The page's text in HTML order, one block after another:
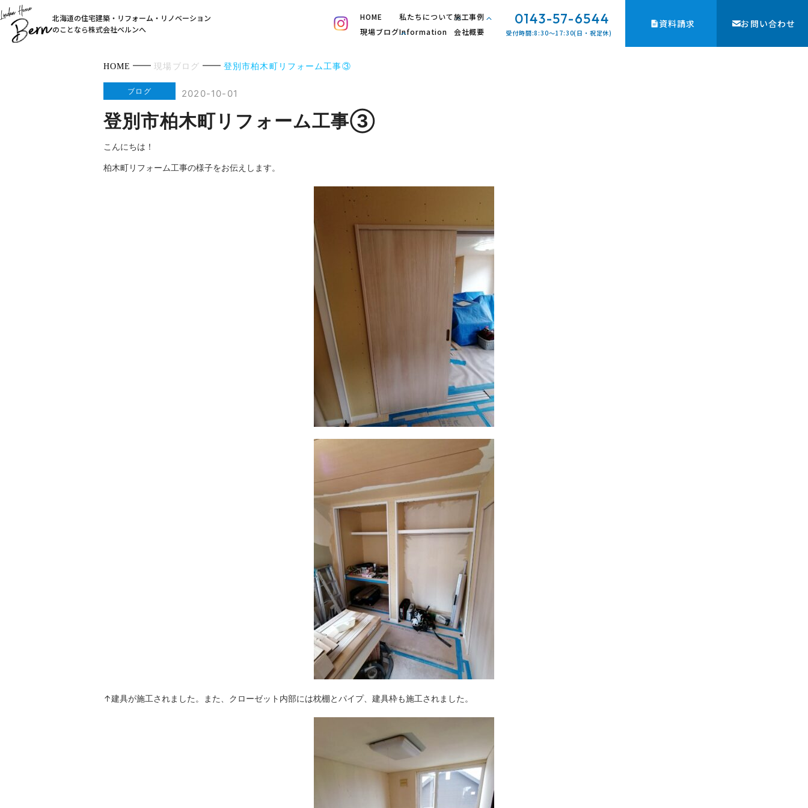
北海道の住宅建築・リフォーム・リノベーション
のことなら株式会社ベルンへ
HOME
現場ブログ
私たちについて
Information
施工事例
会社概要
0143-57-6544
受付時間:8:30〜17:30(日・祝定休)
資料請求 お問い合わせ
HOME 現場ブログ 登別市柏木町リフォーム工事③
ブログ 2020-10-01
登別市柏木町リフォーム工事③
こんにちは！
柏木町リフォーム工事の様子をお伝えします。
↑建具が施工されました。また、クローゼット内部には枕棚とパイプ、建具枠も施工されました。